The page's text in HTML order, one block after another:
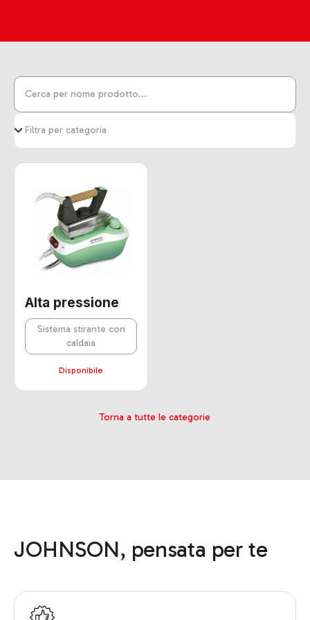
Alta pressione
Sistema stirante con
caldaia
Disponibile
Torna a tutte le categorie
JOHNSON, pensata per te